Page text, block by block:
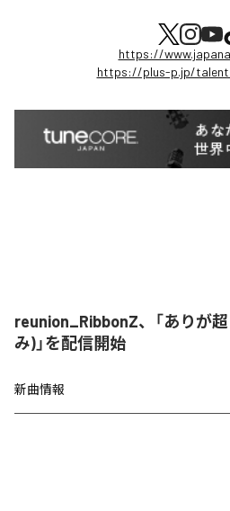
https://
https://plus-p.jp/
reunion_RibbonZ、「ありが
み)」を配信開始
新曲情報